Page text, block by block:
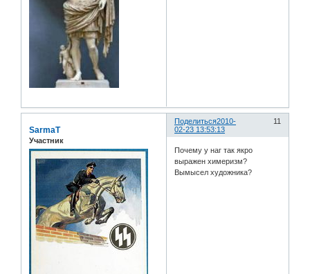
Поделиться 11
2010-
02-23 13:53:13
SarmaT
Участник
Почему у наг так якро
выражен химеризм?
Вымысел художника?